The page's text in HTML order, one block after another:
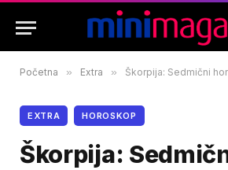
Početna » Extra » Škorpija: Sedmični horoskop za
EXTRA HOROSKOP
Škorpija: